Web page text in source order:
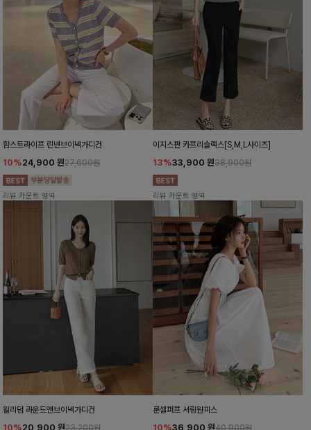
함스트라이프 린넨브이넥가디건
10%24,900 원27,600원
리뷰 카운트 영역
이지스판 카프리슬랙스[S,M,L사이즈]
13%33,900 원38,900원
리뷰 카운트 영역
윌리덤 라운드앤브이넥가디건
10%20,900 원23,200원
룬셀퍼프 셔링원피스
10%36,900 원40,900원